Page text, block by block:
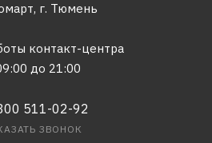
г. Тюмень
контакт-центра
до 21:00
511-02-92
ЗВОНОК